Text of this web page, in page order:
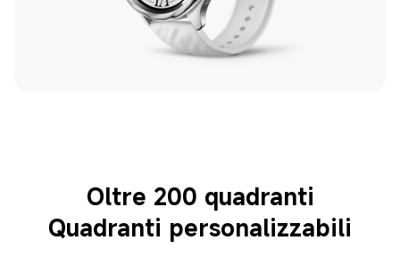
Oltre 200 quadranti
Quadranti personalizzabili